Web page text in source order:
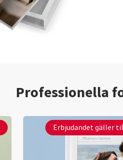
Professionella
Erbjudandet gäller